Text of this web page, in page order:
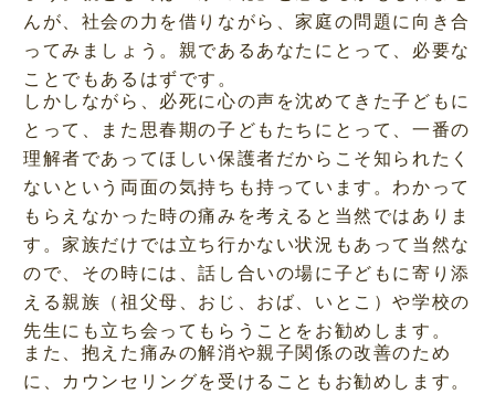
んが、社会の力を借りながら、家庭の問題に向き合
ってみましょう。親であるあなたにとって、必要な
ことでもあるはずです。
しかしながら、必死に心の声を沈めてきた子どもに
とって、また思春期の子どもたちにとって、一番の
理解者であってほしい保護者だからこそ知られたく
ないという両面の気持ちも持っています。わかって
もらえなかった時の痛みを考えると当然ではありま
す。家族だけでは立ち行かない状況もあって当然な
ので、その時には、話し合いの場に子どもに寄り添
える親族（祖父母、おじ、おば、いとこ）や学校の
先生にも立ち会ってもらうことをお勧めします。
また、抱えた痛みの解消や親子関係の改善のため
に、カウンセリングを受けることもお勧めします。